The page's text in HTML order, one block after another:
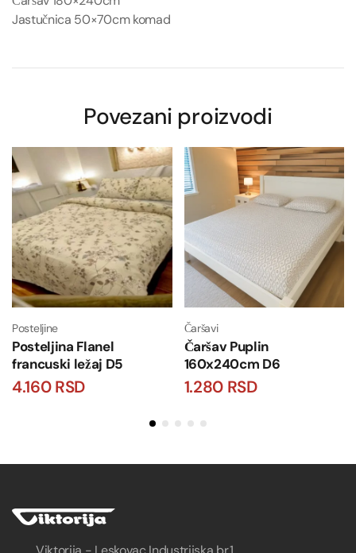
Jastučnica 50×70cm komad
Povezani proizvodi
Posteljine
Posteljina Flanel
francuski ležaj D5
4.160RSD
Čaršavi
Čaršav Puplin
160x240cm D6
1.280 RSD